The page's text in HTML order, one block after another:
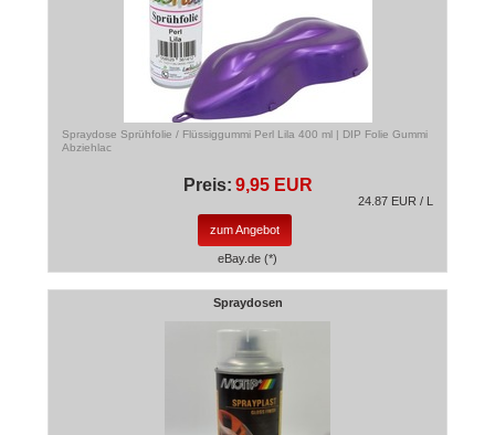
Spraydose Sprühfolie / Flüssiggummi Perl Lila 400 ml | DIP Folie Gummi
Abziehlac
Preis: 9,95 EUR
24.87 EUR / L
zum Angebot
eBay.de (*)
Spraydosen